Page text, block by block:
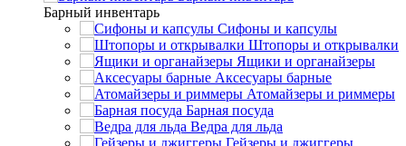
Барный инвентарь
Сифоны и капсулы
Штопоры и открывалки
Ящики и органайзеры
Аксесуары барные
Атомайзеры и риммеры
Барная посуда
Ведра для льда
Гейзеры и джиггеры